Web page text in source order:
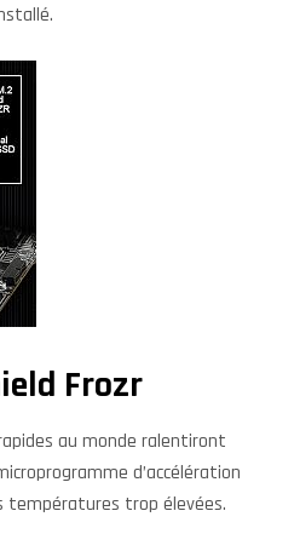
Frozr
au monde ralentiront
d’accélération
trop élevées.